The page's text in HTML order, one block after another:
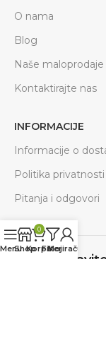
O nama
Blog
Naše maloprodaje
Kontaktirajte nas
INFORMACIJE
Informacije o
Politika privatnosti
Pitanja i odgovori
MenuShop
0
KorpaFilteri
Moj račun